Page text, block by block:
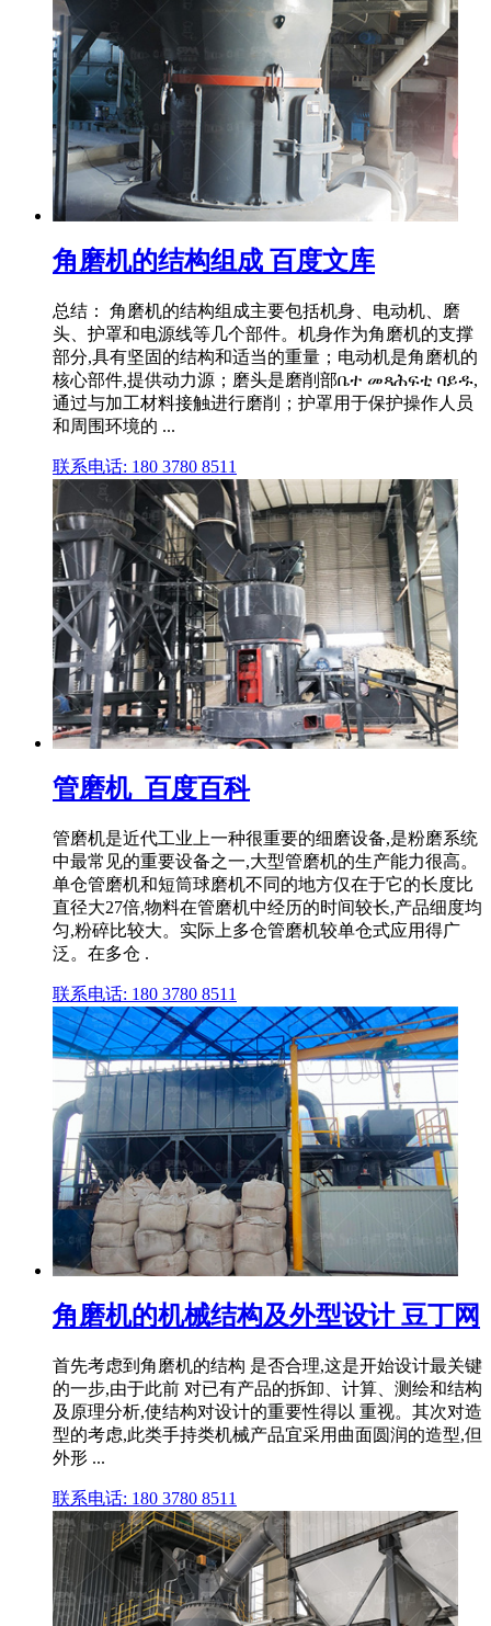
角磨机的结构组成 百度文库
总结： 角磨机的结构组成主要包括机身、电动机、磨
头、护罩和电源线等几个部件。机身作为角磨机的支撑
部分,具有坚固的结构和适当的重量；电动机是角磨机的
核心部件,提供动力源；磨头是磨削部ቤተ መጻሕፍቲ ባይዱ,
通过与加工材料接触进行磨削；护罩用于保护操作人员
和周围环境的 ...
联系电话: 180 3780 8511
管磨机_百度百科
管磨机是近代工业上一种很重要的细磨设备,是粉磨系统
中最常见的重要设备之一,大型管磨机的生产能力很高。
单仓管磨机和短筒球磨机不同的地方仅在于它的长度比
直径大27倍,物料在管磨机中经历的时间较长,产品细度均
匀,粉碎比较大。实际上多仓管磨机较单仓式应用得广
泛。在多仓 .
联系电话: 180 3780 8511
角磨机的机械结构及外型设计 豆丁网
首先考虑到角磨机的结构 是否合理,这是开始设计最关键
的一步,由于此前 对已有产品的拆卸、计算、测绘和结构
及原理分析,使结构对设计的重要性得以 重视。其次对造
型的考虑,此类手持类机械产品宜采用曲面圆润的造型,但
外形 ...
联系电话: 180 3780 8511